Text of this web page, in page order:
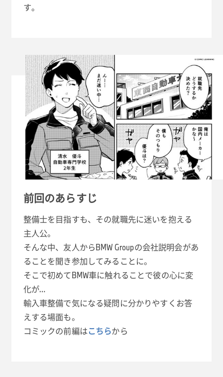
す。
前回のあらすじ
整備士を目指すも、その就職先に迷いを抱える
主人公。
そんな中、友人からBMW Groupの会社説明会があ
ることを聞き参加してみることに。
そこで初めてBMW車に触れることで彼の心に変
化が…
輸入車整備で気になる疑問に分かりやすくお答
えする場面も。
コミックの前編はこちらから